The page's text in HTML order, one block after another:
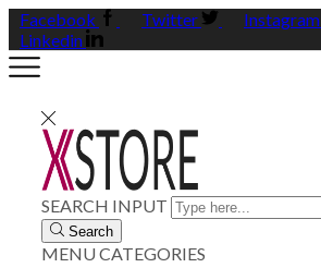
Facebook Twitter Instagram
Linkedin
SEARCH INPUT
Search
MENUCATEGORIES